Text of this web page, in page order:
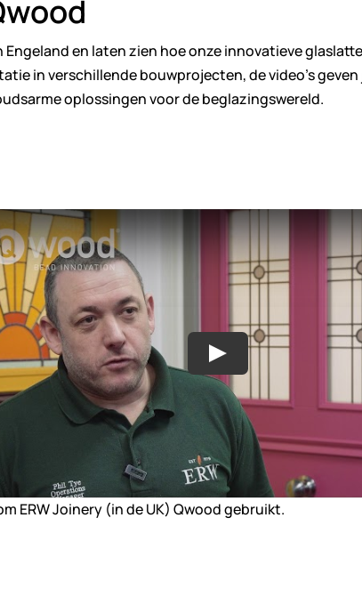
en laten zien hoe onze innovatieve
in verschillende bouwprojecten, de video’s geven
oplossingen voor de beglazingswereld.
ERW Joinery (in de UK) Qwood gebruikt.